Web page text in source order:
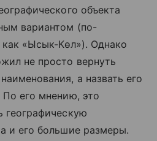
объекта
вариантом (по-
как «Ысык-Көл»). Однако
не просто вернуть
а назвать его
его мнению, это
географическую
и его большие размеры.